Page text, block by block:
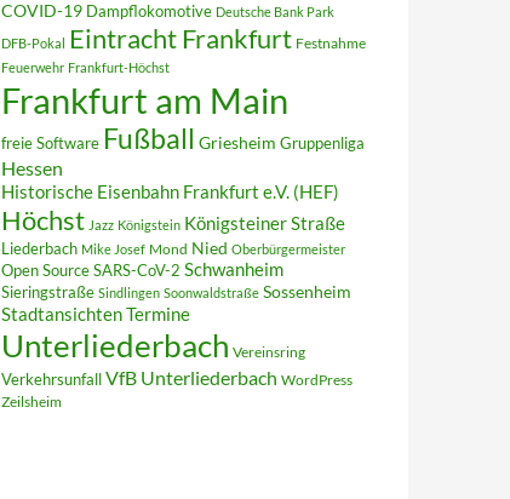
COVID-19 Dampflokomotive Deutsche Bank Park
DFB-Pokal Eintracht Frankfurt Festnahme
Feuerwehr Frankfurt-Höchst
Frankfurt am Main
freie Software Fußball Griesheim Gruppenliga
Hessen
Historische Eisenbahn Frankfurt e.V. (HEF)
Höchst Jazz Königstein Königsteiner Straße
Liederbach Mike Josef Mond Nied Oberbürgermeister
Open SourceSARS-CoV-2 Schwanheim
Sieringstraße Sindlingen Soonwaldstraße Sossenheim
StadtansichtenTermine
Unterliederbach Vereinsring
VerkehrsunfallVfB Unterliederbach WordPress
Zeilsheim